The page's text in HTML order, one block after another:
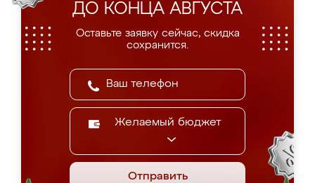
ДО КОНЦА АВГУСТА
Оставьте заявку сейчас, скидка
сохранится.
Желаемый бюджет
Отправить